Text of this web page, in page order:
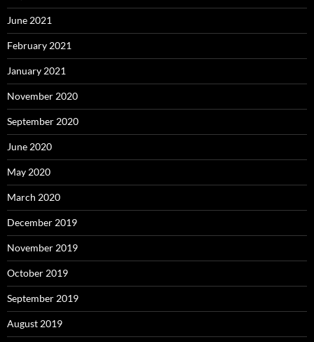
June 2021
February 2021
January 2021
November 2020
September 2020
June 2020
May 2020
March 2020
December 2019
November 2019
October 2019
September 2019
August 2019